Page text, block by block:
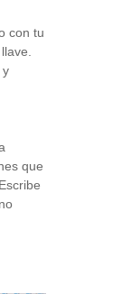
con tu
y
que